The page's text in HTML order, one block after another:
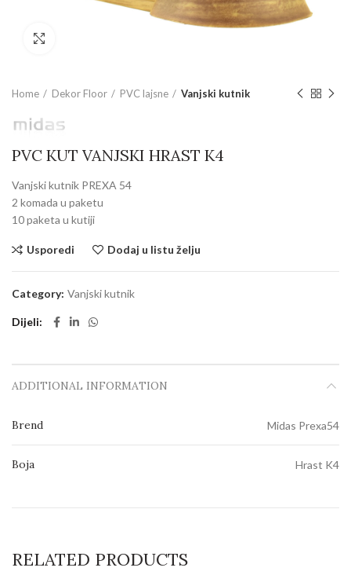
Home Dekor Floor PVC lajsne Vanjski kutnik
PVC KUT VANJSKI HRAST K4
Vanjski kutnik PREXA 54
2 komada u paketu
10 paketa u kutiji
Usporedi Dodaj u listu želju
Category: Vanjski kutnik
Dijeli
ADDITIONAL INFORMATION
Brend Midas Prexa54
Boja Hrast K4
RELATED PRODUCTS